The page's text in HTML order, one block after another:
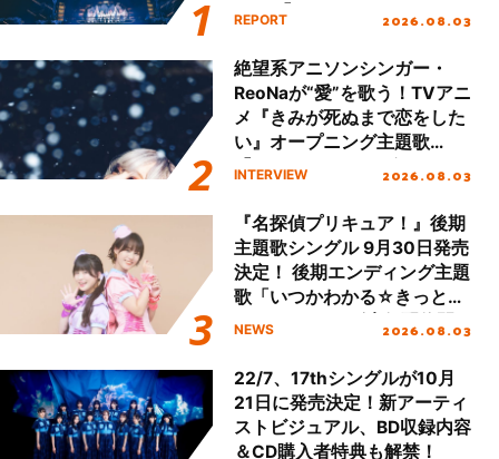
Final「NICE to meet YOU
ート!!
REPORT 2026.08.03
絶望系アニソンシンガー・
ReoNaが“愛”を歌う！TVアニ
メ『きみが死ぬまで恋をした
い』オープニング主題歌
「Amore」インタビュー
INTERVIEW 2026.08.03
『名探偵プリキュア！』後期
主題歌シングル 9月30日発売
決定！ 後期エンディング主題
歌「いつかわかる☆きっとあ
える」TVサイズ先行配信開
NEWS 2026.08.03
22/7、17thシングルが10月
21日に発売決定！新アーティ
ストビジュアル、BD収録内容
＆CD購入者特典も解禁！